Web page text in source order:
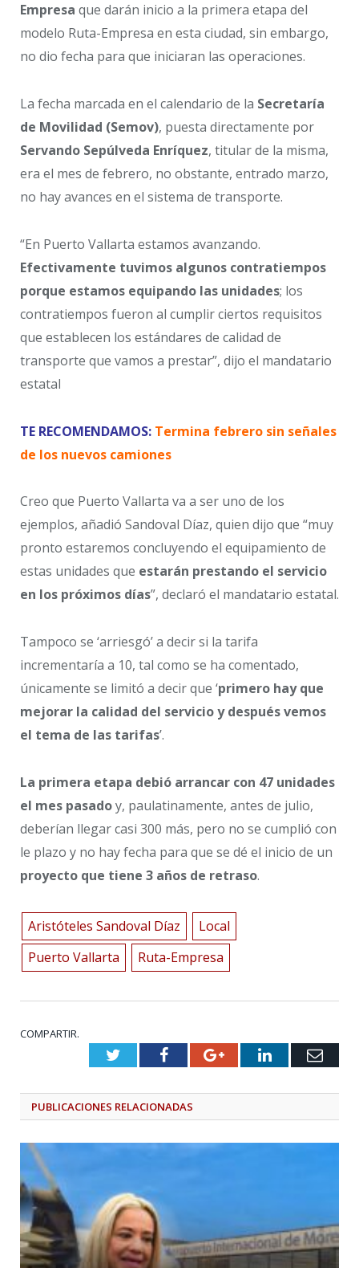
Empresa que darán inicio a la primera etapa del
modelo Ruta-Empresa en esta ciudad, sin embargo,
no dio fecha para que iniciaran las operaciones.
La fecha marcada en el calendario de la Secretaría
de Movilidad (Semov), puesta directamente por
Servando Sepúlveda Enríquez, titular de la misma,
era el mes de febrero, no obstante, entrado marzo,
no hay avances en el sistema de transporte.
“En Puerto Vallarta estamos avanzando.
Efectivamente tuvimos algunos contratiempos
porque estamos equipando las unidades; los
contratiempos fueron al cumplir ciertos requisitos
que establecen los estándares de calidad de
transporte que vamos a prestar”, dijo el mandatario
estatal
TE RECOMENDAMOS: Termina febrero sin señales
de los nuevos camiones
Creo que Puerto Vallarta va a ser uno de los
ejemplos, añadió Sandoval Díaz, quien dijo que “muy
pronto estaremos concluyendo el equipamiento de
estas unidades que estarán prestando el servicio
en los próximos días”, declaró el mandatario estatal.
Tampoco se ‘arriesgó’ a decir si la tarifa
incrementaría a 10, tal como se ha comentado,
únicamente se limitó a decir que ‘primero hay que
mejorar la calidad del servicio y después vemos
el tema de las tarifas’.
La primera etapa debió arrancar con 47 unidades
el mes pasadoy, paulatinamente, antes de julio,
deberían llegar casi 300 más, pero no se cumplió con
le plazo y no hay fecha para que se dé el inicio de un
proyecto que tiene 3 años de retraso.
Aristóteles Sandoval Díaz
Local
Puerto Vallarta
Ruta-Empresa
COMPARTIR.
TwitterFacebookGoogle+LinkedIn
PUBLICACIONES RELACIONADAS